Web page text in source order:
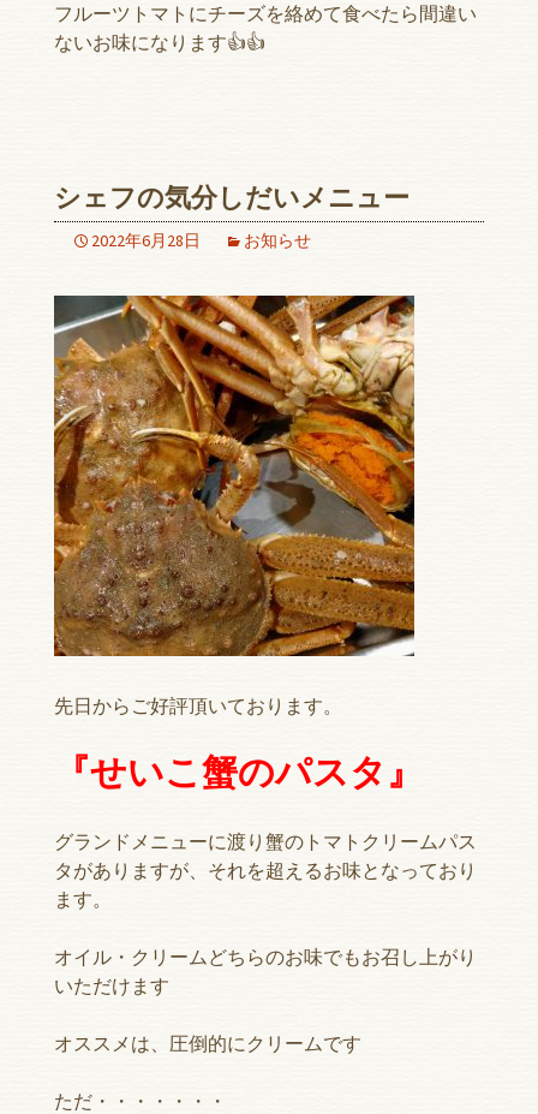
フルーツトマトにチーズを絡めて食べたら間違い
ないお味になります👍👍
シェフの気分しだいメニュー‍
2022年6月28日 お知らせ
先日からご好評頂いております。
『せいこ蟹のパスタ』
グランドメニューに渡り蟹のトマトクリームパス
タがありますが、それを超えるお味となっており
ます。
オイル・クリームどちらのお味でもお召し上がり
いただけます
オススメは、圧倒的にクリームです
ただ・・・・・・・